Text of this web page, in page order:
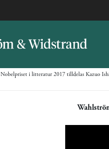
Nobelpriset i litteratur 2017 tilldelas Kazuo